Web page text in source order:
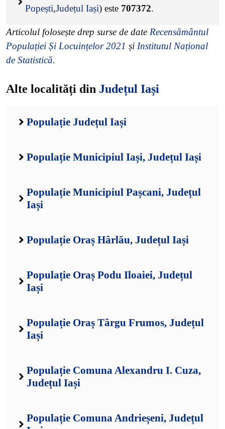
Popești,Județul Iași) este 707372.
Articolul folosește drep surse de date Recensământul
Populației Și Locuințelor 2021 și Institutul Național
de Statistică.
Alte localități din Județul Iași
Populație Județul Iași
Populație Municipiul Iași, Județul Iași
Populație Municipiul Pașcani, Județul
Iași
Populație Oraș Hârlău, Județul Iași
Populație Oraș Podu Iloaiei, Județul
Iași
Populație Oraș Târgu Frumos, Județul
Iași
Populație Comuna Alexandru I. Cuza,
Județul Iași
Populație Comuna Andrieșeni, Județul